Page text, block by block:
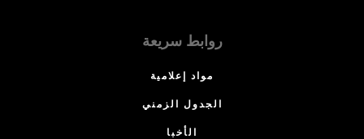
روابط سريعة
مواد إعلامية
الجدول الزمني
الأخبا